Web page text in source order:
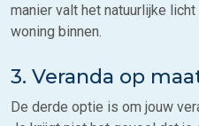
manier valt het natuurlijke
woning binnen.
3. Veranda op
De derde optie is om jouw